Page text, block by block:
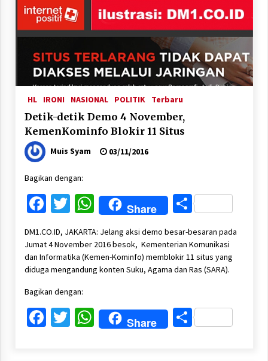
HL IRONI NASIONAL POLITIK Terbaru
Detik-detik Demo 4 November,
KemenKominfo Blokir 11 Situs
Muis Syam 03/11/2016
Bagikan dengan:
Facebook
Twitter
WhatsApp
Share Share
DM1.CO.ID, JAKARTA: Jelang aksi demo besar-besaran pada
Jumat 4 November 2016 besok, Kementerian Komunikasi
dan Informatika (Kemen-Kominfo) memblokir 11 situs yang
diduga mengandung konten Suku, Agama dan Ras (SARA).
Bagikan dengan:
Facebook
Twitter
WhatsApp
Share Share